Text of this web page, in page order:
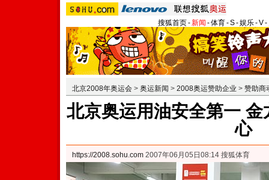
搜狐首页-新闻 -体育-S-娱乐-V-
北京2008年奥运会 > 奥运新闻 > 2008奥运赞助企业 > 赞助商
北京奥运用油安全第一
心
https://2008.sohu.com 2007年06月05日08:14 搜狐体育